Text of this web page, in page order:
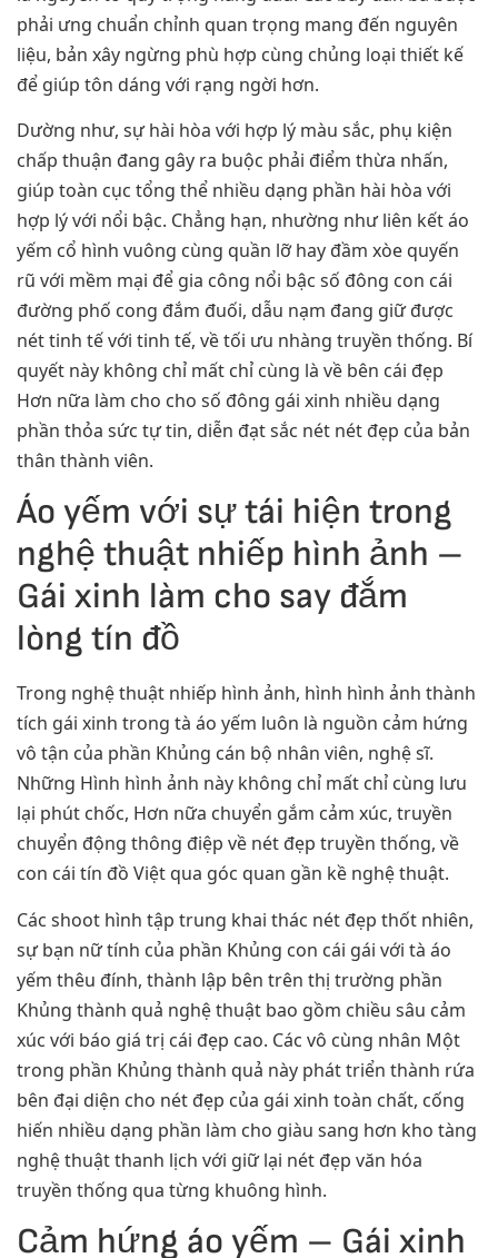
phải ưng chuẩn chỉnh quan trọng mang đến nguyên
liệu, bản xây ngừng phù hợp cùng chủng loại thiết kế
để giúp tôn dáng với rạng ngời hơn.
Dường như, sự hài hòa với hợp lý màu sắc, phụ kiện
chấp thuận đang gây ra buộc phải điểm thừa nhấn,
giúp toàn cục tổng thể nhiều dạng phần hài hòa với
hợp lý với nổi bậc. Chẳng hạn, nhường như liên kết áo
yếm cổ hình vuông cùng quần lỡ hay đầm xòe quyến
rũ với mềm mại để gia công nổi bậc số đông con cái
đường phố cong đắm đuối, dẫu nạm đang giữ được
nét tinh tế với tinh tế, về tối ưu nhàng truyền thống. Bí
quyết này không chỉ mất chỉ cùng là về bên cái đẹp
Hơn nữa làm cho cho số đông gái xinh nhiều dạng
phần thỏa sức tự tin, diễn đạt sắc nét nét đẹp của bản
thân thành viên.
Áo yếm với sự tái hiện trong
nghệ thuật nhiếp hình ảnh –
Gái xinh làm cho say đắm
lòng tín đồ
Trong nghệ thuật nhiếp hình ảnh, hình hình ảnh thành
tích gái xinh trong tà áo yếm luôn là nguồn cảm hứng
vô tận của phần Khủng cán bộ nhân viên, nghệ sĩ.
Những Hình hình ảnh này không chỉ mất chỉ cùng lưu
lại phút chốc, Hơn nữa chuyển gắm cảm xúc, truyền
chuyển động thông điệp về nét đẹp truyền thống, về
con cái tín đồ Việt qua góc quan gần kề nghệ thuật.
Các shoot hình tập trung khai thác nét đẹp thốt nhiên,
sự bạn nữ tính của phần Khủng con cái gái với tà áo
yếm thêu đính, thành lập bên trên thị trường phần
Khủng thành quả nghệ thuật bao gồm chiều sâu cảm
xúc với báo giá trị cái đẹp cao. Các vô cùng nhân Một
trong phần Khủng thành quả này phát triển thành rứa
bên đại diện cho nét đẹp của gái xinh toàn chất, cống
hiến nhiều dạng phần làm cho giàu sang hơn kho tàng
nghệ thuật thanh lịch với giữ lại nét đẹp văn hóa
truyền thống qua từng khuông hình.
Cảm hứng áo yếm – Gái xinh